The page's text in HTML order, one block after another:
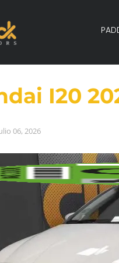
I20
06, 2026